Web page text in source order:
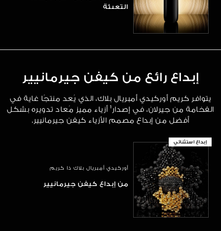
التعبئة
إبداع رائع من كيفن جيرمانيير
يتوافر كريم أوركيدي أمبريال بلاك، الذي يُعد منتجًا غاية في
الفخامة من جيرلان، في إصدار¹ أزياء مميز مُعاد تدويره بشكل
أفضل من إبداع مصمم الأزياء كيفن جيرمانيير.
إبداع استثنائي
أوركيدي أمبريال بلاك ذا كريم
من إبداع كيفن جيرمانيير